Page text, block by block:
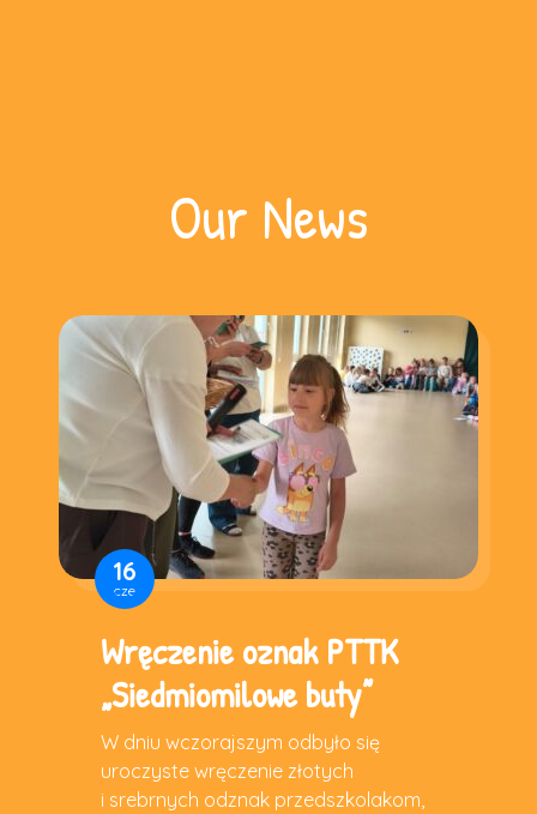
Our News
16
cze
Wręczenie oznak PTTK
„Siedmiomilowe buty”
W dniu wczorajszym odbyło się
uroczyste wręczenie złotych
i srebrnych odznak przedszkolakom,